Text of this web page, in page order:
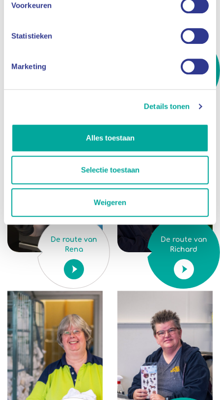
Voorkeuren
Statistieken
Marketing
Details tonen
Alles toestaan
Selectie toestaan
Weigeren
De route van
Candy
De route van
Rena
De route van
Richard